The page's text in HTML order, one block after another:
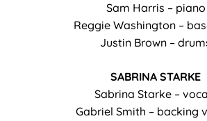
Sam Harris – piano
Reggie Washington –
Justin Brown –
SABRINA STARKE
Sabrina Starke –
Gabriel Smith – backing